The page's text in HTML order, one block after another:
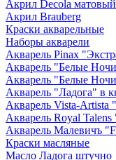
Акрил Decola матовый
Акрил Brauberg
Краски акварельные
Наборы акварели
Акварель Pinax
Акварель "Белые
Акварель "Белые
Акварель "Ладога" в
Акварель Vista-Artista
Акварель Royal
Акварель Малевичъ
Краски масляные
Масло Ладога штучно